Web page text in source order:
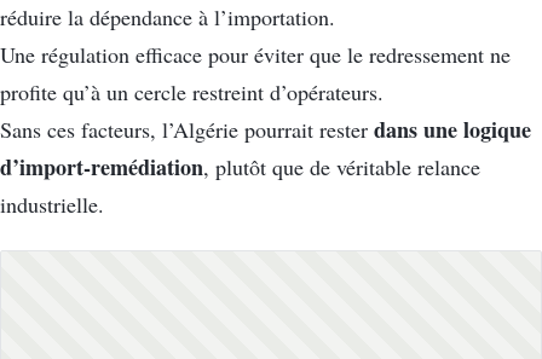
réduire la dépendance à l’importation.
Une régulation efficace pour éviter que le redressement ne
profite qu’à un cercle restreint d’opérateurs.
Sans ces facteurs, l’Algérie pourrait rester dans une logique
d’import-remédiation, plutôt que de véritable relance
industrielle.